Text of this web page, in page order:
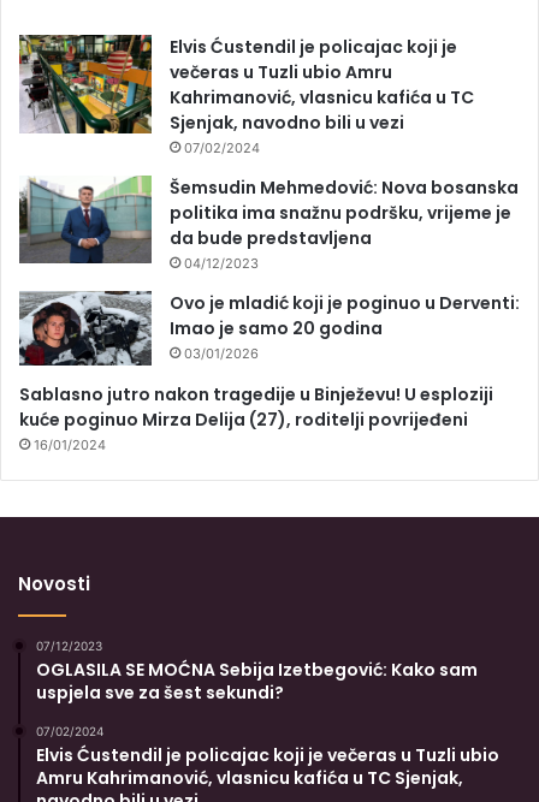
Elvis Ćustendil je policajac koji je
večeras u Tuzli ubio Amru
Kahrimanović, vlasnicu kafića u TC
Sjenjak, navodno bili u vezi
07/02/2024
Šemsudin Mehmedović: Nova bosanska
politika ima snažnu podršku, vrijeme je
da bude predstavljena
04/12/2023
Ovo je mladić koji je poginuo u Derventi:
Imao je samo 20 godina
03/01/2026
Sablasno jutro nakon tragedije u Binježevu! U esploziji
kuće poginuo Mirza Delija (27), roditelji povrijeđeni
16/01/2024
Novosti
07/12/2023
OGLASILA SE MOĆNA Sebija Izetbegović: Kako sam
uspjela sve za šest sekundi?
07/02/2024
Elvis Ćustendil je policajac koji je večeras u Tuzli ubio
Amru Kahrimanović, vlasnicu kafića u TC Sjenjak,